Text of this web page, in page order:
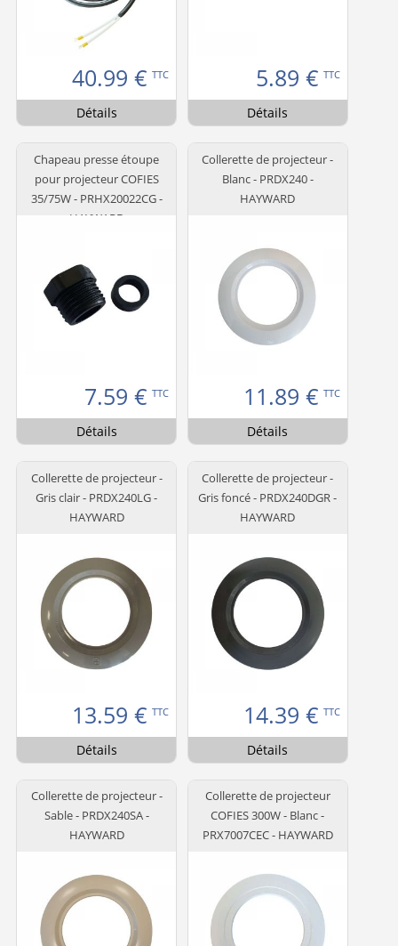
40.99 € TTC
Détails
5.89 € TTC
Détails
Chapeau presse étoupe
pour projecteur COFIES
35/75W - PRHX20022CG -
HAYWARD
7.59 € TTC
Détails
Collerette de projecteur -
Blanc - PRDX240 -
HAYWARD
11.89 € TTC
Détails
Collerette de projecteur -
Gris clair - PRDX240LG -
HAYWARD
13.59 € TTC
Détails
Collerette de projecteur -
Gris foncé - PRDX240DGR -
HAYWARD
14.39 € TTC
Détails
Collerette de projecteur -
Sable - PRDX240SA -
HAYWARD
Collerette de projecteur
COFIES 300W - Blanc -
PRX7007CEC - HAYWARD